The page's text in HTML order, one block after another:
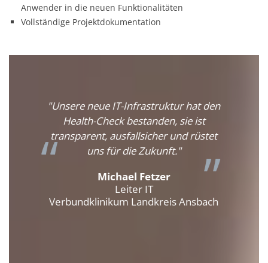
Anwender in die neuen Funktionalitäten
Vollständige Projektdokumentation
"Unsere neue IT-Infrastruktur hat den
Health-Check bestanden, sie ist
transparent, ausfallsicher und rüstet
uns für die Zukunft."
Michael Fetzer
Leiter IT
Verbundklinikum Landkreis Ansbach